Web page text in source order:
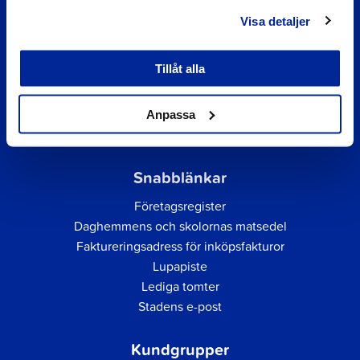
Visa detaljer
Tillåt alla
Anpassa
Snabblänkar
Företagsregister
Daghemmens och skolornas matsedel
Faktureringsadress för inköpsfakturor
Lupapiste
Lediga tomter
Stadens e-post
Kundgrupper